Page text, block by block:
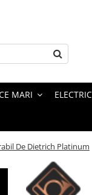
MARI
De Dietrich Platinum